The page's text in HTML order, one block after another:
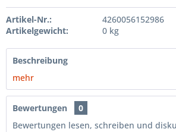
Artikel-Nr.:
4260056152986
Artikelgewicht:
0 kg
Beschreibung
mehr
Bewertungen
0
Bewertungen lesen, schreiben und